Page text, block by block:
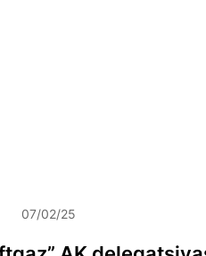
07/02/25